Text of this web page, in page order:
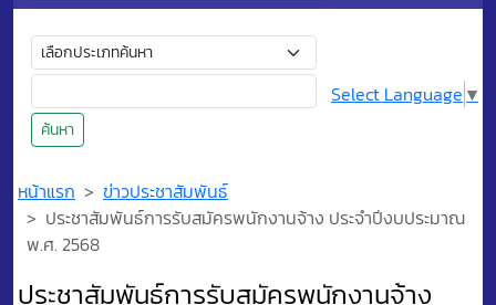
ค้นหา
Select Language ▼
หน้าแรก
ข่าวประชาสัมพันธ์
ประชาสัมพันธ์การรับสมัครพนักงานจ้าง ประจำปีงบประมาณ
พ.ศ. 2568
ประชาสัมพันธ์การรับสมัครพนักงานจ้าง